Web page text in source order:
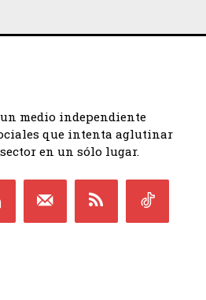
medio independiente
que intenta aglutinar
en un sólo lugar.